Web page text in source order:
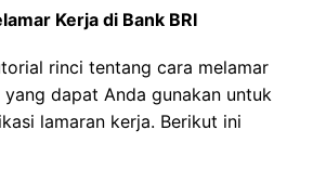
Kerja di Bank BRI
rinci tentang cara melamar
yang dapat Anda gunakan untuk
lamaran kerja. Berikut ini